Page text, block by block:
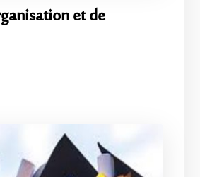
et de